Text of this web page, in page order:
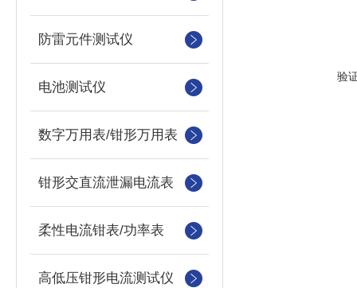
防雷元件测试仪
电池测试仪
数字万用表/钳形万用表
钳形交直流泄漏电流表
柔性电流钳表/功率表
高低压钳形电流测试仪
验